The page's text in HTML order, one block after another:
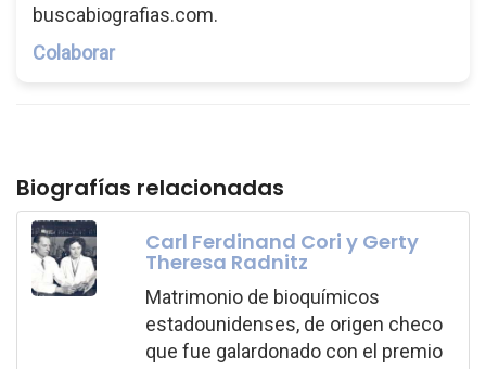
buscabiografias.com.
Colaborar
Biografías relacionadas
Carl Ferdinand Cori y Gerty
Theresa Radnitz
Matrimonio de bioquímicos
estadounidenses, de origen checo
que fue galardonado con el premio